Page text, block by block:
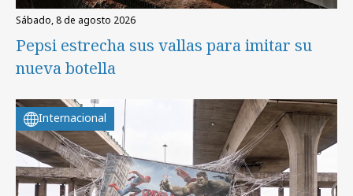
sábado, 8 de agosto 2026
Pepsi estrecha sus vallas para imitar su
nueva botella
Internacional